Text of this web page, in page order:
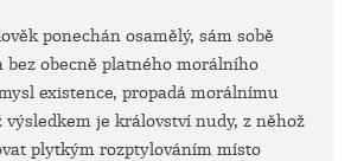
ponechán osamělý, sám sobě
bez obecně platného morálního
existence, propadá morálnímu
je království nudy, z něhož
plytkým rozptylováním místo